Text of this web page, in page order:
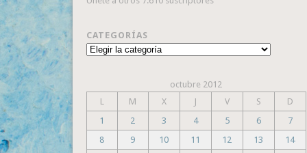
CATEGORÍAS
Categorías
octubre 2012
L
M X J V S
D
1
2 3 4 5 6
7
8
9 10 11 12 13
14